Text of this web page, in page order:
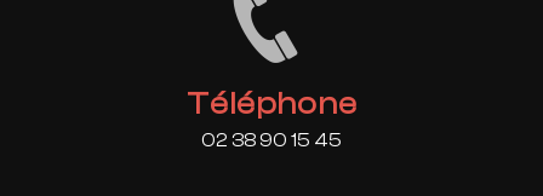
Téléphone
02 38 90 15 45